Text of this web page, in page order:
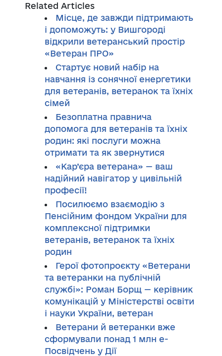
Related Articles
Місце, де завжди підтримають
і допоможуть: у Вишгороді
відкрили ветеранський простір
«Ветеран ПРО»
Стартує новий набір на
навчання із сонячної енергетики
для ветеранів, ветеранок та їхніх
сімей
Безоплатна правнича
допомога для ветеранів та їхніх
родин: які послуги можна
отримати та як звернутися
«Кар’єра ветерана» — ваш
надійний навігатор у цивільній
професії!
Посилюємо взаємодію з
Пенсійним фондом України для
комплексної підтримки
ветеранів, ветеранок та їхніх
родин
Герої фотопроєкту «Ветерани
та ветеранки на публічній
службі»: Роман Борщ — керівник
комунікацій у Міністерстві освіти
і науки України, ветеран
Ветерани й ветеранки вже
сформували понад 1 млн е-
Посвідчень у Дії